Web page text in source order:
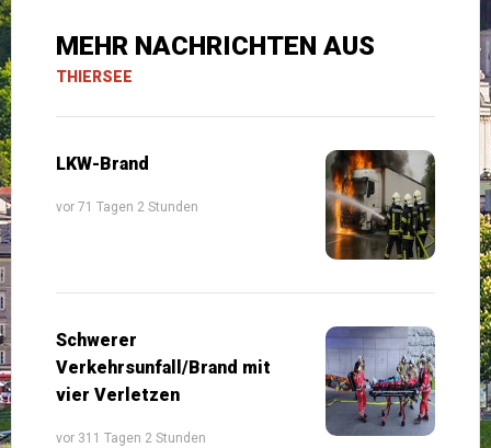
MEHR NACHRICHTEN AUS
THIERSEE
LKW-Brand
vor 71 Tagen 2 Stunden
Schwerer
Verkehrsunfall/Brand mit
vier Verletzen
vor 311 Tagen 2 Stunden